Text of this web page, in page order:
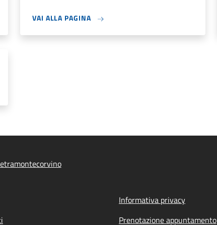
VAI ALLA PAGINA
Informativa privacy
Prenotazione appuntamento